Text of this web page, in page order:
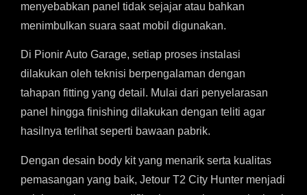
menyebabkan panel tidak sejajar atau bahkan
menimbulkan suara saat mobil digunakan.
Di Pionir Auto Garage, setiap proses instalasi
dilakukan oleh teknisi berpengalaman dengan
tahapan fitting yang detail. Mulai dari penyelarasan
panel hingga finishing dilakukan dengan teliti agar
hasilnya terlihat seperti bawaan pabrik.
Dengan desain body kit yang menarik serta kualitas
pemasangan yang baik, Jetour T2 City Hunter menjadi